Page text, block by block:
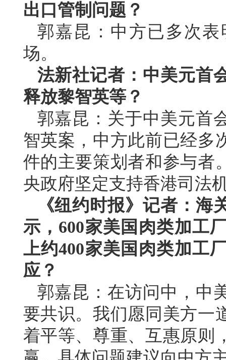
出口管制问题？
郭嘉昆：中方已多次
场。
法新社记者：中美元首
释放黎智英等？
郭嘉昆：关于中美元首
智英案，中方此前已经多
件的主要策划者和参与者
央政府坚定支持香港司法
《纽约时报》记者：
示，600家美国肉类加工
上约400家美国肉类加工
应？
郭嘉昆：在访问中，中
要共识。我们愿同美方一
着平等、尊重、互惠原则